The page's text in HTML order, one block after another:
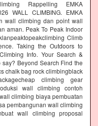
Rappelling EMKA
WALL CLIMBING. EMKA
wall climbing dan point wall
aman. Peak To Peak Indoor
Climb
Taking the Outdoors to
Info. Your Search &
Beyond Search Find the
chalk bag rock climbingblack
climbing gear
wall climbing contoh
climbing biaya pembuatan
pembangunan wall climbing
wall climbing proposal